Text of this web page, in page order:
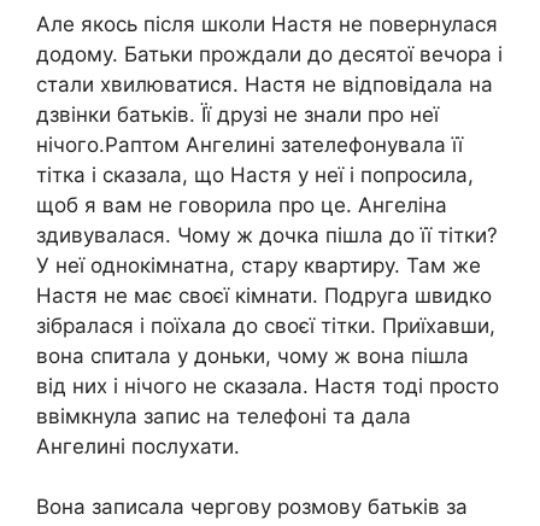
Але якось після школи Настя не повернулася
додому. Батьки прождали до десятої вечора і
стали хвилюватися. Настя не відповідала на
дзвінки батьків. Її друзі не знали про неї
нічого.Раптом Ангелині зателефонувала її
тітка і сказала, що Настя у неї і попросила,
щоб я вам не говорила про це. Ангеліна
здивувалася. Чому ж дочка пішла до її тітки?
У неї однокімнатна, стару квартиру. Там же
Настя не має своєї кімнати. Подруга швидко
зібралася і поїхала до своєї тітки. Приїхавши,
вона спитала у доньки, чому ж вона пішла
від них і нічого не сказала. Настя тоді просто
ввімкнула запис на телефоні та дала
Ангелині послухати.
Вона записала чергову розмову батьків за